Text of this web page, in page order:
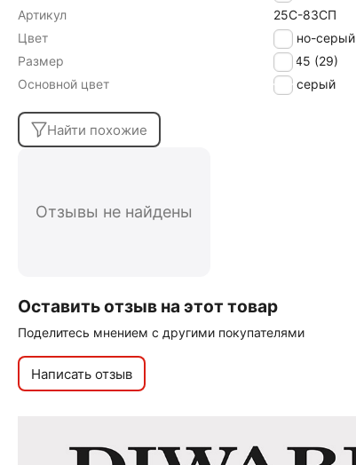
Артикул
25С-83СП
Цвет
темно-серый
Размер
44-45 (29)
Основной цвет
серый
Найти похожие
Отзывы не найдены
Оставить отзыв на этот товар
Поделитесь мнением с другими покупателями
Написать отзыв